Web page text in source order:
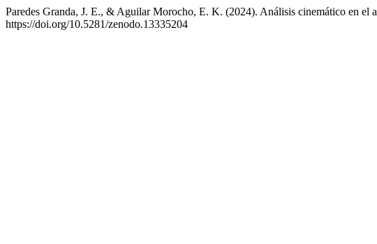
Paredes Granda, J. E., & Aguilar Morocho, E. K. (2024). Análisis cinemático en el
https://doi.org/10.5281/zenodo.13335204